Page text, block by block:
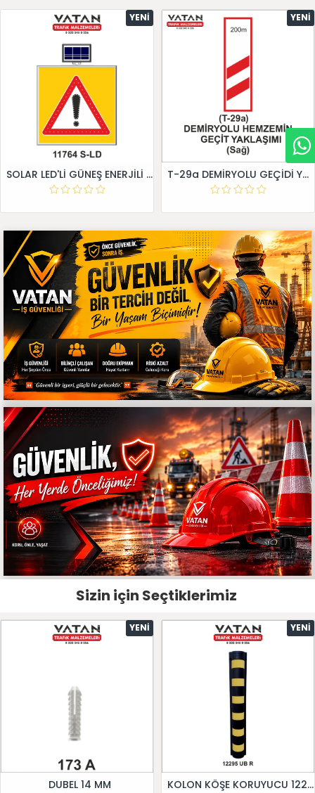
YENI
SOLAR LED'Lİ GÜNEŞ ENERJİLİ LEVHA
YENI
T-29a DEMİRYOLU GEÇİDİ YAKLAŞIM LEVHALARI (Sağ)
Sizin için Seçtiklerimiz
YENI
DUBEL 14 MM
YENI
KOLON KÖŞE KORUYUCU 12295 UB R